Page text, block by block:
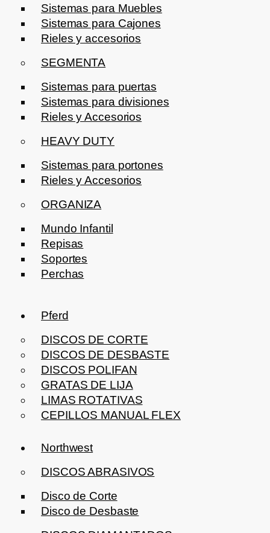
Sistemas para Muebles
Sistemas para Cajones
Rieles y accesorios
SEGMENTA
Sistemas para puertas
Sistemas para divisiones
Rieles y Accesorios
HEAVY DUTY
Sistemas para portones
Rieles y Accesorios
ORGANIZA
Mundo Infantil
Repisas
Soportes
Perchas
Pferd
DISCOS DE CORTE
DISCOS DE DESBASTE
DISCOS POLIFAN
GRATAS DE LIJA
LIMAS ROTATIVAS
CEPILLOS MANUAL FLEX
Northwest
DISCOS ABRASIVOS
Disco de Corte
Disco de Desbaste